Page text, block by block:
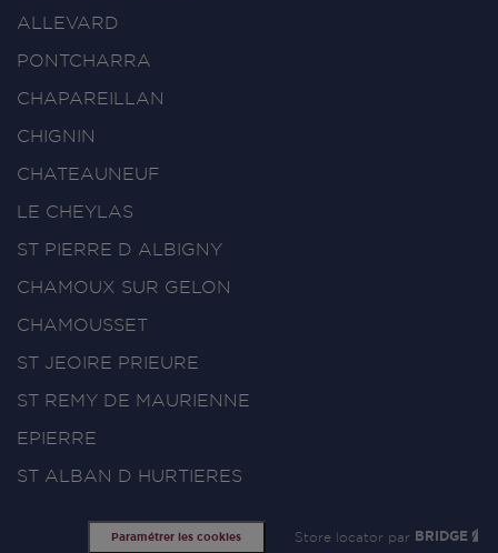
ALLEVARD
PONTCHARRA
CHAPAREILLAN
CHIGNIN
CHATEAUNEUF
LE CHEYLAS
ST PIERRE D ALBIGNY
CHAMOUX SUR GELON
CHAMOUSSET
ST JEOIRE PRIEURE
ST REMY DE MAURIENNE
EPIERRE
ST ALBAN D HURTIERES
Paramétrer les cookies Store locator par BRIDGE